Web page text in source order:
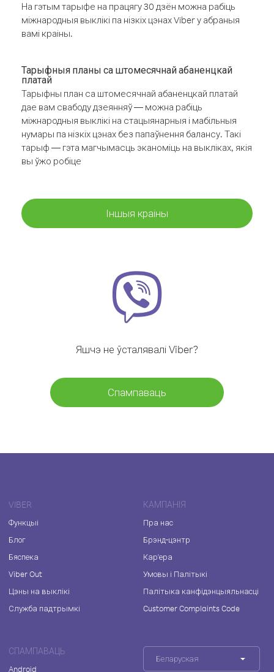
На гэтым тарыфе на працягу 30 дзён можна рабіць
міжнародныя выклікі па нізкіх цэнах Viber у абраныя
вамі краіны.
Тарыфныя планы са штомесячнай абаненцкай
платай
Тарыфны план са штомесячнай абаненцкай платай
дае вам свабоду дзеянняў — можна рабіць
міжнародныя выклікі на стацыянарныя і мабільныя
нумары па нізкіх цэнах без папаўнення балансу. Такі
тарыф — гэта магчымасць эканоміць на выкліках, якія
вы ўжо робіце
Іншыя краіны
Яшчэ не ўсталявалі Viber?
Спампаваць
VIBER
Функцыі
Блог
Бяспека
Viber Out
Цэны на выклікі
Служба падтрымкі
КАМПАНІЯ
Пра нас
Брэнд-цэнтр
Кар'ера
Умовы і Палітыкі
Палітыка канфідэнцыяльнасці
Customer Complaints Code
СПАМПАВАЦЬ
Android
Беларуская